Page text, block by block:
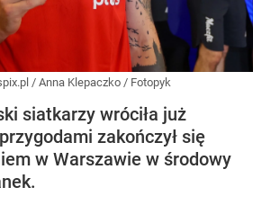
/ Anna Klepaczko / Fotopyk
siatkarzy wróciła już
zakończył się
w Warszawie w środowy